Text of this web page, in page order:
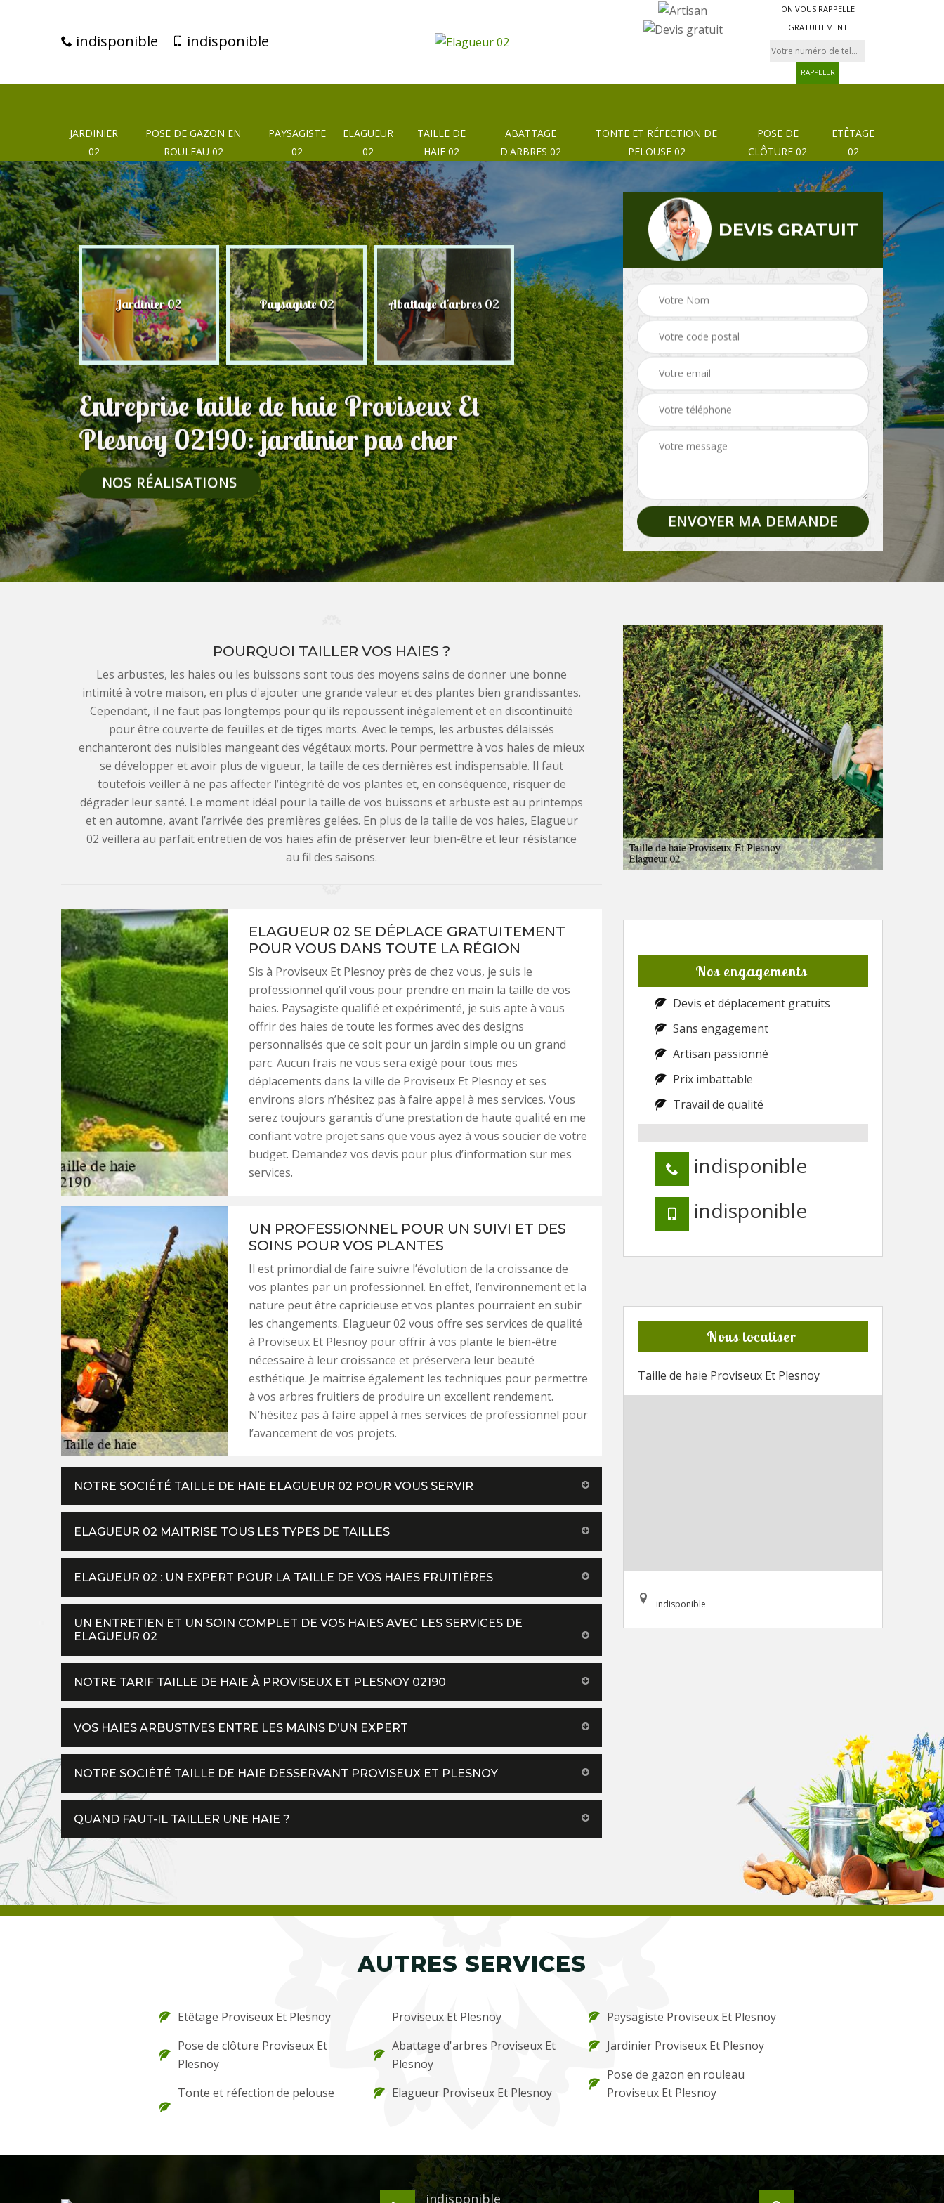
indisponible indisponible
ON VOUS RAPPELLE
GRATUITEMENT
JARDINIER
02
POSE DE GAZON EN
ROULEAU 02
PAYSAGISTE
02
ELAGUEUR
02
TAILLE DE
HAIE 02
ABATTAGE
D'ARBRES 02
TONTE ET RÉFECTION DE
PELOUSE 02
POSE DE
CLÔTURE 02
ETÊTAGE
02
02 Jardinier 02 Paysagiste 02 Abattage d'arbres 02 Taille de haie 02 Pose de clôture et Etêtage 02
Entreprise taille de haie Proviseux Et
Plesnoy 02190: jardinier pas cher
NOS RÉALISATIONS
DEVIS GRATUIT
POURQUOI TAILLER VOS HAIES ?
Les arbustes, les haies ou les buissons sont tous des moyens sains de donner une bonne
intimité à votre maison, en plus d'ajouter une grande valeur et des plantes bien grandissantes.
Cependant, il ne faut pas longtemps pour qu'ils repoussent inégalement et en discontinuité
pour être couverte de feuilles et de tiges morts. Avec le temps, les arbustes délaissés
enchanteront des nuisibles mangeant des végétaux morts. Pour permettre à vos haies de mieux
se développer et avoir plus de vigueur, la taille de ces dernières est indispensable. Il faut
toutefois veiller à ne pas affecter l’intégrité de vos plantes et, en conséquence, risquer de
dégrader leur santé. Le moment idéal pour la taille de vos buissons et arbuste est au printemps
et en automne, avant l’arrivée des premières gelées. En plus de la taille de vos haies, Elagueur
02 veillera au parfait entretien de vos haies afin de préserver leur bien-être et leur résistance
au fil des saisons.
ELAGUEUR 02 SE DÉPLACE GRATUITEMENT
POUR VOUS DANS TOUTE LA RÉGION
Sis à Proviseux Et Plesnoy près de chez vous, je suis le
professionnel qu’il vous pour prendre en main la taille de vos
haies. Paysagiste qualifié et expérimenté, je suis apte à vous
offrir des haies de toute les formes avec des designs
personnalisés que ce soit pour un jardin simple ou un grand
parc. Aucun frais ne vous sera exigé pour tous mes
déplacements dans la ville de Proviseux Et Plesnoy et ses
environs alors n’hésitez pas à faire appel à mes services. Vous
serez toujours garantis d’une prestation de haute qualité en me
confiant votre projet sans que vous ayez à vous soucier de votre
budget. Demandez vos devis pour plus d’information sur mes
services.
UN PROFESSIONNEL POUR UN SUIVI ET DES
SOINS POUR VOS PLANTES
Il est primordial de faire suivre l’évolution de la croissance de
vos plantes par un professionnel. En effet, l’environnement et la
nature peut être capricieuse et vos plantes pourraient en subir
les changements. Elagueur 02 vous offre ses services de qualité
à Proviseux Et Plesnoy pour offrir à vos plante le bien-être
nécessaire à leur croissance et préservera leur beauté
esthétique. Je maitrise également les techniques pour permettre
à vos arbres fruitiers de produire un excellent rendement.
N’hésitez pas à faire appel à mes services de professionnel pour
l’avancement de vos projets.
NOTRE SOCIÉTÉ TAILLE DE HAIE ELAGUEUR 02 POUR VOUS SERVIR
ELAGUEUR 02 MAITRISE TOUS LES TYPES DE TAILLES
ELAGUEUR 02 : UN EXPERT POUR LA TAILLE DE VOS HAIES FRUITIÈRES
UN ENTRETIEN ET UN SOIN COMPLET DE VOS HAIES AVEC LES SERVICES DE
ELAGUEUR 02
NOTRE TARIF TAILLE DE HAIE À PROVISEUX ET PLESNOY 02190
VOS HAIES ARBUSTIVES ENTRE LES MAINS D’UN EXPERT
NOTRE SOCIÉTÉ TAILLE DE HAIE DESSERVANT PROVISEUX ET PLESNOY
QUAND FAUT-IL TAILLER UNE HAIE ?
Nos engagements
Devis et déplacement gratuits
Sans engagement
Artisan passionné
Prix imbattable
Travail de qualité
indisponible
indisponible
Nous localiser
Taille de haie Proviseux Et Plesnoy
indisponible
AUTRES SERVICES
Etêtage Proviseux Et Plesnoy
Pose de clôture Proviseux Et
Plesnoy
Tonte et réfection de pelouse
Proviseux Et Plesnoy
Abattage d'arbres Proviseux Et
Plesnoy
Elagueur Proviseux Et Plesnoy
Paysagiste Proviseux Et Plesnoy
Jardinier Proviseux Et Plesnoy
Pose de gazon en rouleau
Proviseux Et Plesnoy
indisponible